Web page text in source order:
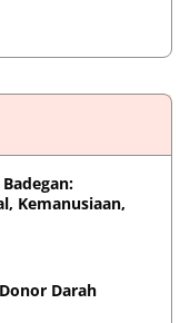
Kemanusiaan,
Darah